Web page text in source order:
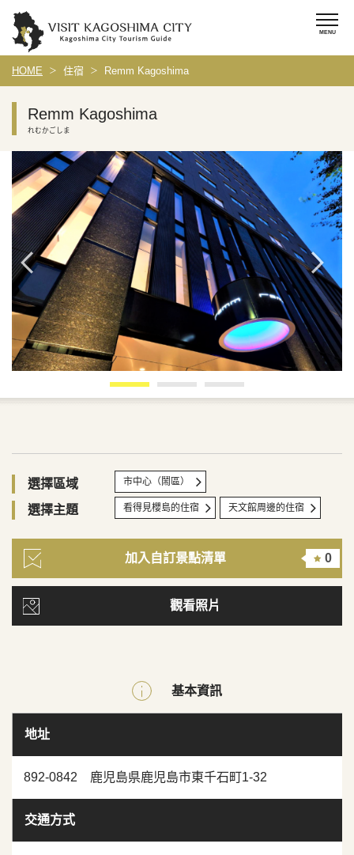
HOME 住宿 Remm Kagoshima
Remm Kagoshima
れむかごしま
選擇區域 市中心（鬧區）
選擇主題 看得見櫻島的住宿 天文館周邊的住宿
加入自訂景點清單 0
觀看照片
基本資訊
地址
892-0842 鹿児島県鹿児島市東千石町1-32
交通方式